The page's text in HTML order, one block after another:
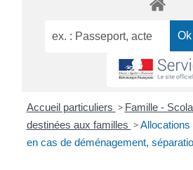
Accueil particuliers > Famille -
destinées aux familles > Allocations
en cas de déménagement,